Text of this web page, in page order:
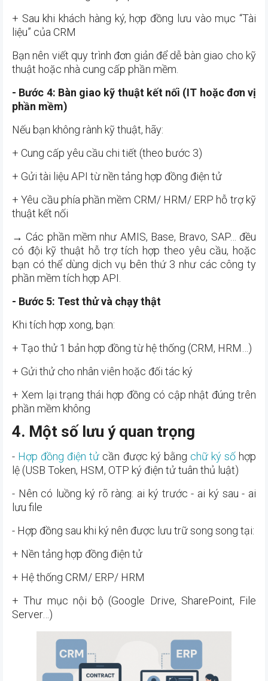
+ Sau khi khách hàng ký, hợp đồng lưu vào mục “Tài
liệu” của CRM
Bạn nên viết quy trình đơn giản để dễ bàn giao cho kỹ
thuật hoặc nhà cung cấp phần mềm.
- Bước 4: Bàn giao kỹ thuật kết nối (IT hoặc đơn vị
phần mềm)
Nếu bạn không rành kỹ thuật, hãy:
+ Cung cấp yêu cầu chi tiết (theo bước 3)
+ Gửi tài liệu API từ nền tảng hợp đồng điện tử
+ Yêu cầu phía phần mềm CRM/ HRM/ ERP hỗ trợ kỹ
thuật kết nối
→ Các phần mềm như AMIS, Base, Bravo, SAP… đều
có đội kỹ thuật hỗ trợ tích hợp theo yêu cầu, hoặc
bạn có thể dùng dịch vụ bên thứ 3 như các công ty
phần mềm tích hợp API.
- Bước 5: Test thử và chạy thật
Khi tích hợp xong, bạn:
+ Tạo thử 1 bản hợp đồng từ hệ thống (CRM, HRM…)
+ Gửi thử cho nhân viên hoặc đối tác ký
+ Xem lại trạng thái hợp đồng có cập nhật đúng trên
phần mềm không
4. Một số lưu ý quan trọng
- Hợp đồng điện tử cần được ký bằng chữ ký sốhợp
lệ (USB Token, HSM, OTP ký điện tử tuân thủ luật)
- Nên có luồng ký rõ ràng: ai ký trước - ai ký sau - ai
lưu file
- Hợp đồng sau khi ký nên được lưu trữ song song tại:
+ Nền tảng hợp đồng điện tử
+ Hệ thống CRM/ ERP/ HRM
+ Thư mục nội bộ (Google Drive, SharePoint, File
Server…)